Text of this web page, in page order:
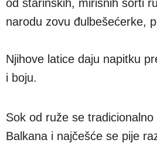
od starinskih, mirisnih sorti
narodu zovu đulbešećerke,
Njihove latice daju napitku
i boju.
Sok od ruže se
Balkana i najčešće se pije